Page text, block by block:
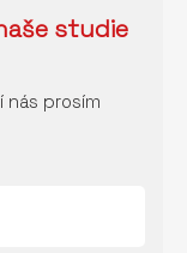
studie
prosím